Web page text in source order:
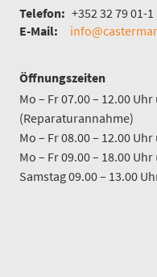
Telefon: +352 32 79 01-1
E-Mail:
Öffnungszeiten
Mo – Fr 07.00 – 12.00
(Reparaturannahme)
Mo – Fr 08.00 – 12.00
Mo – Fr 09.00 – 18.00
Samstag 09.00 – 13.00